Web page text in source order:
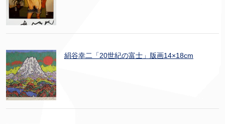
絹谷幸二「20世紀の富士」版画14×18cm